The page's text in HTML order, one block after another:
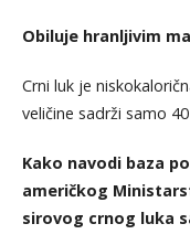
Obiluje hranljivim
Crni luk je
veličine sadrži samo
Kako navodi baza
američkog
sirovog crnog luka